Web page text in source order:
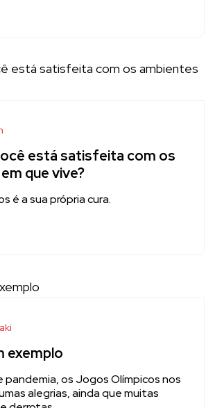
está satisfeita com os
que vive?
é a sua própria cura.
exemplo
pandemia, os Jogos Olímpicos nos
alegrias, ainda que muitas